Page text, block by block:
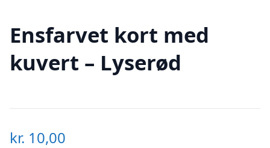
Ensfarvet kort med
kuvert – Lyserød
kr. 10,00